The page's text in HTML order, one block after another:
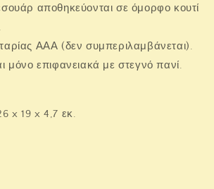
αποθηκεύονται σε όμορφο κουτί
ΑΑΑ (δεν συμπεριλαμβάνεται).
μόνο επιφανειακά με στεγνό πανί.
x 19 x 4,7 εκ.